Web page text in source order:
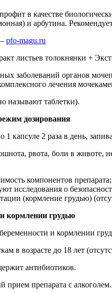
в качестве
и арбутина.
pfo-magu.ru
листьев толокнянки +
заболеваний органов
лечения
называют таблетки).
дозирования
капсуле 2 раза в день,
рвота, боли в животе,
компонентов препарата;
исследования о
(кормление грудью)
кормлении грудью
и кормлении
в возрасте до 18 лет
антибиотиков.
прием препарата с алкоголем.